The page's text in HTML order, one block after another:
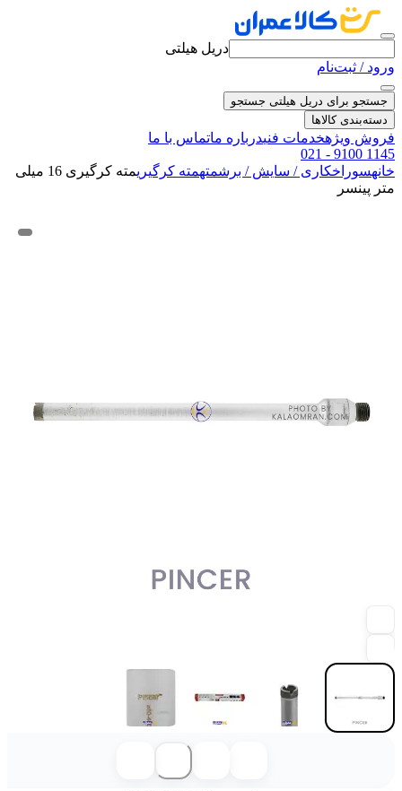
دریل هیلتی
ورود / ثبت‌نام
جستجو برای دریل هیلتی جستجو
دسته‌بندی کالاها
فروش ویژهخدمات فنیدرباره ماتماس با ما
021 - 9100 1145
خانهسوراخکاری / سایش / برشمتهمته کرگیری
مته کرگیری 16 میلی
متر پینسر